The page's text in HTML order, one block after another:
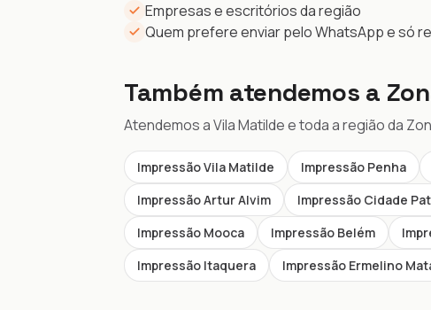
Empresas e escritórios da região
Quem prefere enviar pelo WhatsApp e só
Também atendemos a
Atendemos a Vila Matilde e toda a região da
Impressão Vila Matilde Impressão Penha
Impressão Artur Alvim
Impressão Cidade
Impressão Mooca
Impressão Belém
Impressão Itaquera
Impressão Ermelino